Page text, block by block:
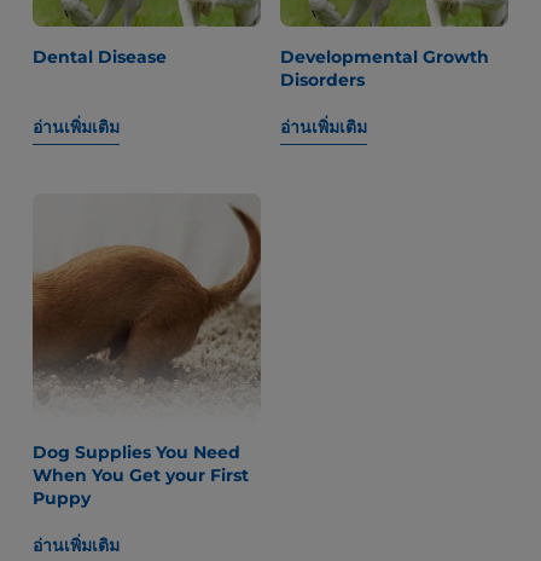
Dental Disease
อ่านเพิ่มเติม
Developmental Growth
Disorders
อ่านเพิ่มเติม
Dog Supplies You Need
When You Get your First
Puppy
อ่านเพิ่มเติม